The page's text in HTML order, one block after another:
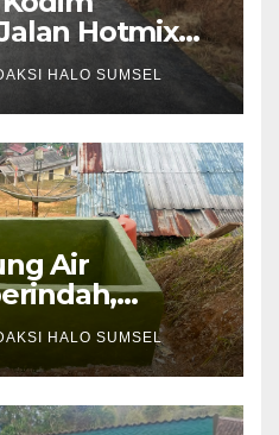
Hotmix
03 Tuntas
Nyata
Warga
HALO SUMSEL
Air
TMMD Ke-
Cianjur
HALO SUMSEL